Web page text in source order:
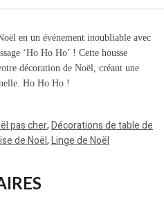
en un événement inoubliable avec
‘Ho Ho Ho’ ! Cette housse
décoration de Noël, créant une
Ho Ho Ho !
pas cher,Décorations de table de
de Noël,Linge de Noël